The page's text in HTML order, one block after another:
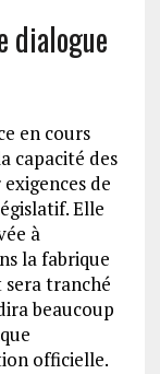
dialogue
en cours
capacité des
de
Elle
à
la fabrique
tranché
beaucoup
officielle.